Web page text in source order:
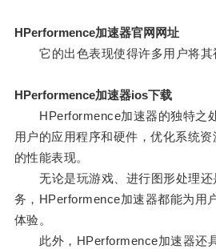
HPerformence加速器官网网址
它的出色表现使得许多用户将其
HPerformence加速器ios下载
HPerformence加速器的独特之
用户的应用程序和硬件，优化系统
的性能表现。
无论是玩游戏、进行图形处理还
务，HPerformence加速器都能为用
体验。
此外，HPerformence加速器还具